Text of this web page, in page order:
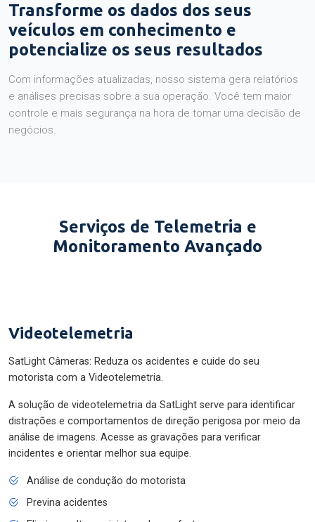
Transforme os dados dos seus
veículos em conhecimento e
potencialize os seus resultados
Com informações atualizadas, nosso sistema gera relatórios
e análises precisas sobre a sua operação. Você tem maior
controle e mais segurança na hora de tomar uma decisão de
negócios.
Serviços de Telemetria e
Monitoramento Avançado
Videotelemetria
SatLight Câmeras: Reduza os acidentes e cuide do seu
motorista com a Videotelemetria.
A solução de videotelemetria da SatLight serve para identificar
distrações e comportamentos de direção perigosa por meio da
análise de imagens. Acesse as gravações para verificar
incidentes e orientar melhor sua equipe.
Análise de condução do motorista
Previna acidentes